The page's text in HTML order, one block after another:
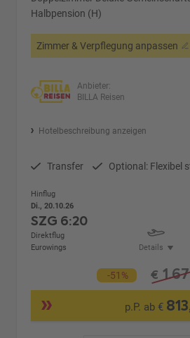
Halbpension (H)
Zimmer & Verpflegung anpassen
Anbieter:
BILLA Reisen
Hotelbeschreibung anzeigen
Transfer Optional: Flexibel
Hinflug
Di., 20.10.26
SZG 6:20
Direktflug
Eurowings
Details
-51% €
p.P. ab €